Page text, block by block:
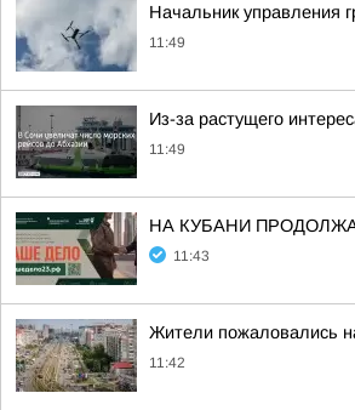
Начальник управления
11:49
Из-за растущего
11:49
НА КУБАНИ
11:43
Жители пожаловались
11:42